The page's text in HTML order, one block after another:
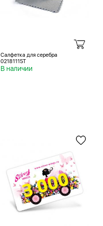
Салфетка для серебра
02181115T
В наличии